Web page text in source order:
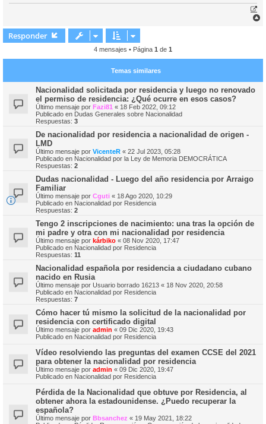
a
Responder
4 mensajes • Página 1 de 1
Temas similares
Nacionalidad solicitada por residencia y luego no renovado
el permiso de residencia: ¿Qué ocurre en esos casos?
Último mensaje por Fazi81 « 18 Feb 2022, 09:12
Publicado en Dudas Generales sobre Nacionalidad
Respuestas: 3
De nacionalidad por residencia a nacionalidad de origen -
LMD
Último mensaje por VicenteR « 22 Jul 2023, 05:28
Publicado en Nacionalidad por la Ley de Memoria DEMOCRÁTICA
Respuestas: 2
Dudas nacionalidad - Luego del año residencia por Arraigo
Familiar
Último mensaje por Cguti « 18 Ago 2020, 10:29
Publicado en Nacionalidad por Residencia
Respuestas: 2
Tengo 2 inscripciones de nacimiento: una tras la opción de
mi padre y otra con mi nacionalidad por residencia
Último mensaje por kárbiko « 08 Nov 2020, 17:47
Publicado en Nacionalidad por Residencia
Respuestas: 11
Nacionalidad española por residencia a ciudadano cubano
nacido en Rusia
Último mensaje por Usuario borrado 16213 « 18 Nov 2020, 20:58
Publicado en Nacionalidad por Residencia
Respuestas: 7
Cómo hacer tú mismo la solicitud de la nacionalidad por
residencia con certificado digital
Último mensaje por admin « 09 Dic 2020, 19:43
Publicado en Nacionalidad por Residencia
Vídeo resolviendo las preguntas del examen CCSE del 2021
para obtener la nacionalidad por residencia
Último mensaje por admin « 09 Dic 2020, 19:47
Publicado en Nacionalidad por Residencia
Pérdida de la Nacionalidad que obtuve por Residencia, al
obtener ahora la estadounidense. ¿Puedo recuperar la
española?
Último mensaje por Bbsanchez « 19 May 2021, 18:22